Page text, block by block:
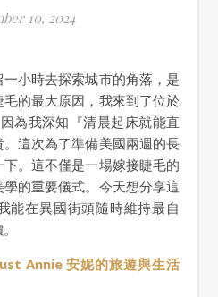
10, 2024
的最大原因，我來到了位於
因為我深知『清晨起床就能直
這次為了準備美國兩週的長
。這不僅是一場嫁接睫毛的
的重要儀式。今天想分享這
能在異國街頭隨時維持最自
Annie 安妮的旅遊與生活